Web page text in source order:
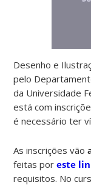
Desenho e
pelo
da Universidade
está com
é necessário ter
As inscrições vão
feitas poreste
requisitos. No